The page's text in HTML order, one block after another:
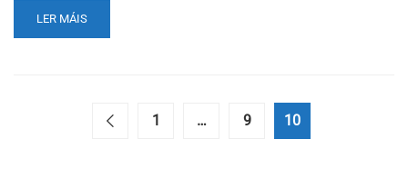
READ
MORE
LER MÁIS
1 … 9 10